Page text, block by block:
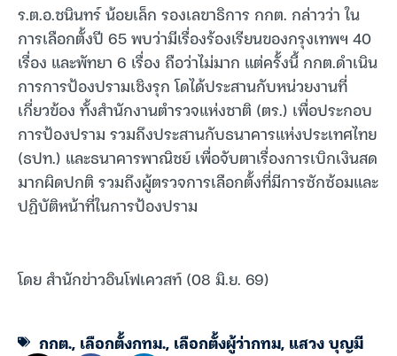
ร.ต.อ.ชนินทร์ น้อยเล็ก รองเลขาธิการ กกต. กล่าวว่า ใน
การเลือกตั้งปี 65 พบว่ามีเรื่องร้องเรียนของกรุงเทพฯ 40
เรื่อง และพัทยา 6 เรื่อง ถือว่าไม่มาก แต่ครั้งนี้ กกต.ดำเนิน
การการป้องปรามเชิงรุก โดได้ประสานกับหน่วยงานที่
เกี่ยวข้อง ทั้งสำนักงานตำรวจแห่งชาติ (ตร.) เพื่อประกอบ
การป้องปราม รวมถึงประสานกับธนาคารแห่งประเทศไทย
(ธปท.) และธนาคารพาณิชย์ เพื่อจับตาเรื่องการเบิกเงินสด
มากผิดปกติ รวมถึงผู้ตรวจการเลือกตั้งที่มีการซักซ้อมและ
ปฏิบัติหน้าที่ในการป้องปราม
โดย สำนักข่าวอินโฟเควสท์ (08 มิ.ย. 69)
กกต., เลือกตั้งกทม., เลือกตั้งผู้ว่ากทม, แสวง บุญมี